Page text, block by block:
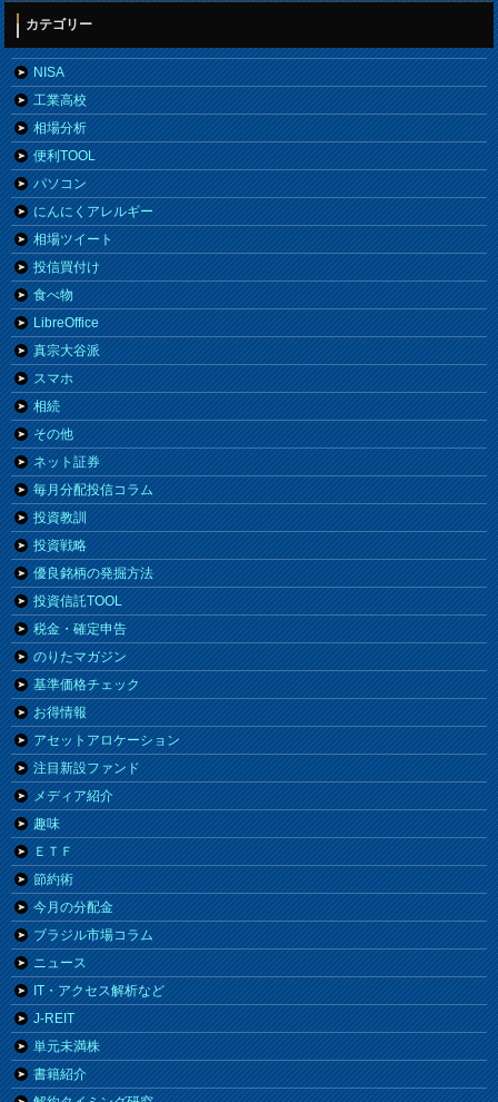
カテゴリー
NISA
工業高校
相場分析
便利TOOL
パソコン
にんにくアレルギー
相場ツイート
投信買付け
食べ物
LibreOffice
真宗大谷派
スマホ
相続
その他
ネット証券
毎月分配投信コラム
投資教訓
投資戦略
優良銘柄の発掘方法
投資信託TOOL
税金・確定申告
のりたマガジン
基準価格チェック
お得情報
アセットアロケーション
注目新設ファンド
メディア紹介
趣味
ＥＴＦ
節約術
今月の分配金
ブラジル市場コラム
ニュース
IT・アクセス解析など
J-REIT
単元未満株
書籍紹介